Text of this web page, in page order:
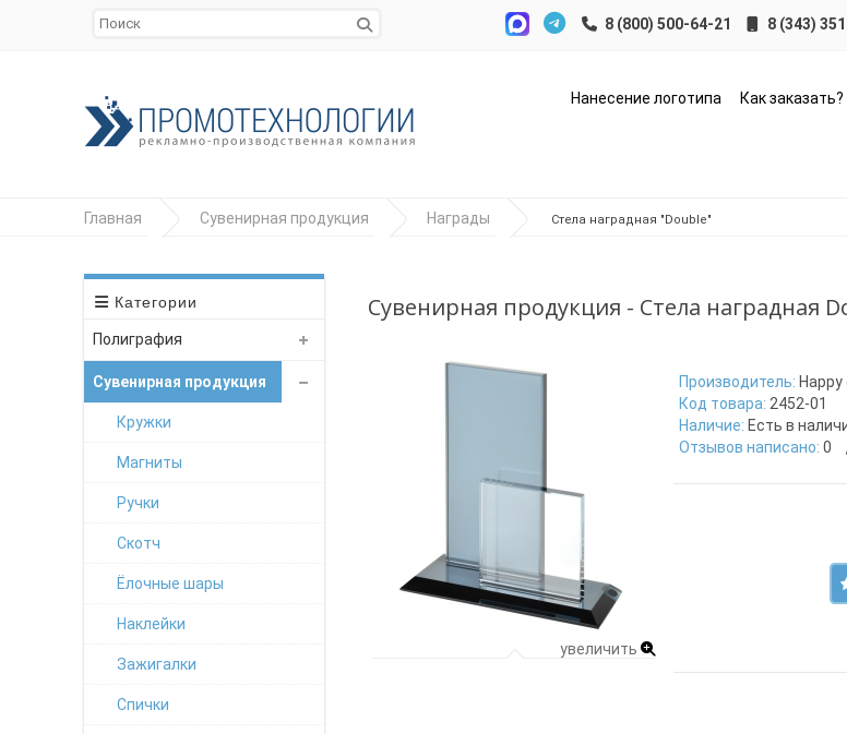
8 (343)
Нанесение логотипа Как заказать?
Главная Сувенирная продукция Награды Стела наградная "Double"
Категории
Полиграфия
Сувенирная продукция
Кружки
Магниты
Ручки
Скотч
Ёлочные шары
Наклейки
Зажигалки
Спички
Сувенирная продукция - Стела наградная
увеличить
Производитель:
Код товара: 2452-01
Наличие: Есть в
Отзывов написано: 0